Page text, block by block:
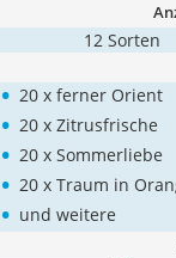
12 Sorten
• 20 x ferner Orient
• 20 x Zitrusfrische
• 20 x Sommerliebe
• 20 x Traum in
• und weitere